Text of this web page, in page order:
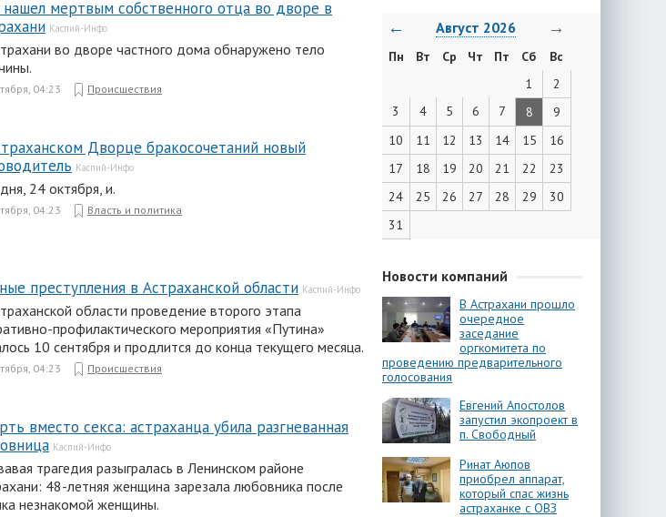
мертвым собственного отца во дворе в
Каспий-Инфо
во дворе частного дома обнаружено тело
04:23 Происшествия
Дворце бракосочетаний новый
Каспий-Инфо
24 октября, и.
04:23 Власть и политика
преступления в Астраханской области Каспий-Инфо
области проведение второго этапа
профилактического мероприятия «Путина»
10 сентября и продлится до конца текущего месяца.
04:23 Происшествия
вместо секса: астраханца убила разгневанная
Каспий-Инфо
трагедия разыгралась в Ленинском районе
48-летняя женщина зарезала любовника после
незнакомой женщины.
← Август 2026 →
Пн Вт Ср Чт Пт Сб
Вс
1
2
3
4 5 6 7 8
9
10
11 12 13 14 15
16
17
18 19 20 21 22
23
24
25 26 27 28 29
30
31
Новости компаний
В Астрахани прошло
очередное
заседание
оргкомитета по
проведению предварительного
голосования
Евгений Апостолов
запустил экопроект в
п. Свободный
Ринат Аюпов
приобрел аппарат,
который спас жизнь
астраханке с ОВЗ